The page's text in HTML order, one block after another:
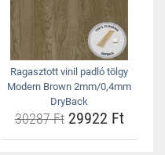
Ragasztott vinil padló tölgy
Modern Brown 2mm/0,4mm
DryBack
30287 Ft29922 Ft